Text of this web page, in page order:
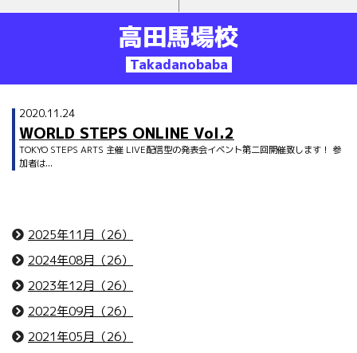
高田馬場校
Takadanobaba
2020.11.24
WORLD STEPS ONLINE Vol.2
TOKYO STEPS ARTS 主催 LIVE配信型の発表会イベント第二回開催致します！ 参
加者は...
2025年11月（26）
2024年08月（26）
2023年12月（26）
2022年09月（26）
2021年05月（26）